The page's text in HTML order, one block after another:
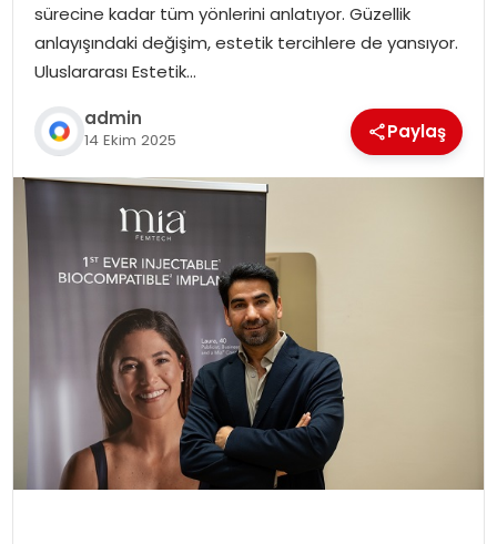
sürecine kadar tüm yönlerini anlatıyor. Güzellik
anlayışındaki değişim, estetik tercihlere de yansıyor.
Uluslararası Estetik…
admin
14 Ekim 2025 Paylaş